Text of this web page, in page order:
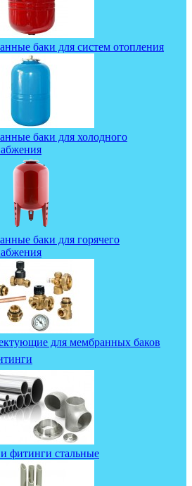
баки для систем отопления
баки для холодного
баки для горячего
для мембранных баков
фитинги стальные